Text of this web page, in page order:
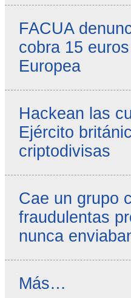
FACUA
cobra 15
Europea
Hackean las
Ejército
criptodivisas
Cae un grupo
fraudulentas
nunca
Reseñas
Más…